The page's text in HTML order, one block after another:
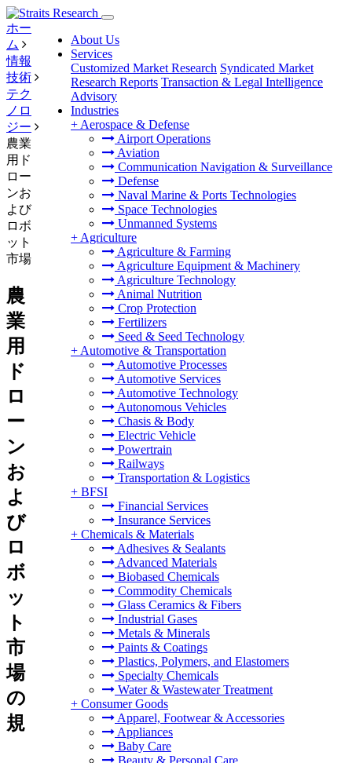
About Us
Services
Customized Market Research Syndicated Market
Research Reports Transaction & Legal Intelligence
Advisory
Industries
+ Aerospace & Defense
Airport Operations
Aviation
Communication Navigation & Surveillance
Defense
Naval Marine & Ports Technologies
Space Technologies
Unmanned Systems
+ Agriculture
Agriculture & Farming
Agriculture Equipment & Machinery
Agriculture Technology
Animal Nutrition
Crop Protection
Fertilizers
Seed & Seed Technology
+ Automotive & Transportation
Automotive Processes
Automotive Services
Automotive Technology
Autonomous Vehicles
Chasis & Body
Electric Vehicle
Powertrain
Railways
Transportation & Logistics
+ BFSI
Financial Services
Insurance Services
+ Chemicals & Materials
Adhesives & Sealants
Advanced Materials
Biobased Chemicals
Commodity Chemicals
Glass Ceramics & Fibers
Industrial Gases
Metals & Minerals
Paints & Coatings
Plastics, Polymers, and Elastomers
Specialty Chemicals
Water & Wastewater Treatment
+ Consumer Goods
Apparel, Footwear & Accessories
Appliances
Baby Care
Beauty & Personal Care
ホー
ム
情報
技術
テク
ノロ
ジー
農業
用ド
ロー
ンお
よび
ロボ
ット
市場
農
業
用
ド
ロ
ー
ン
お
よ
び
ロ
ボ
ッ
ト
市
場
の
規